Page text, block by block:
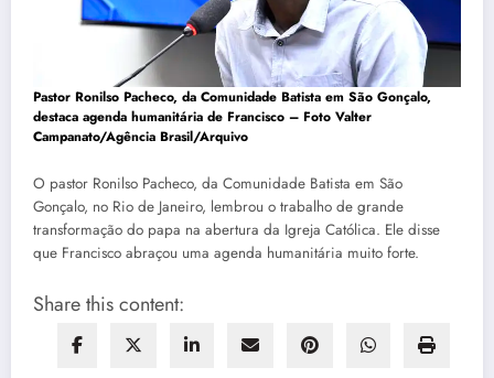
Pastor Ronilso Pacheco, da Comunidade Batista em São Gonçalo,
destaca agenda humanitária de Francisco – Foto Valter
Campanato/Agência Brasil/Arquivo
O pastor Ronilso Pacheco, da Comunidade Batista em São
Gonçalo, no Rio de Janeiro, lembrou o trabalho de grande
transformação do papa na abertura da Igreja Católica. Ele disse
que Francisco abraçou uma agenda humanitária muito forte.
Share this content: